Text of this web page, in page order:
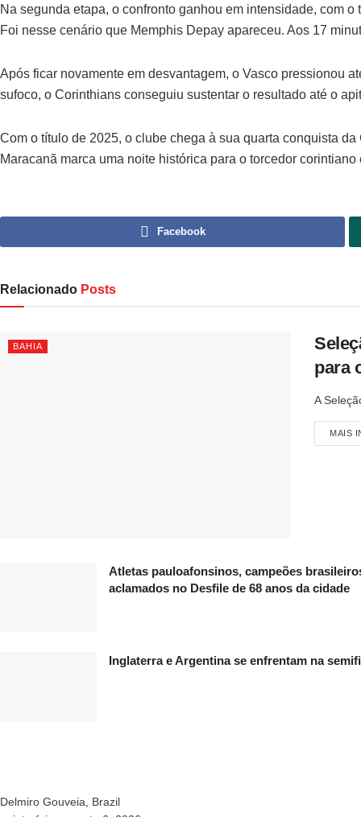
Na segunda etapa, o confronto ganhou em intensidade, com
Foi nesse cenário que Memphis Depay apareceu. Aos 17
Após ficar novamente em desvantagem, o Vasco pressionou
sufoco, o Corinthians conseguiu sustentar o resultado até o
Com o título de 2025, o clube chega à sua quarta conquista
Maracanã marca uma noite histórica para o torcedor
Facebook
Relacionado Posts
BAHIA
para
A
MAIS
Atletas pauloafonsinos, campeões
aclamados no Desfile de 68 anos da cidade
Inglaterra e Argentina se enfrentam na
Delmiro Gouveia, Brazil